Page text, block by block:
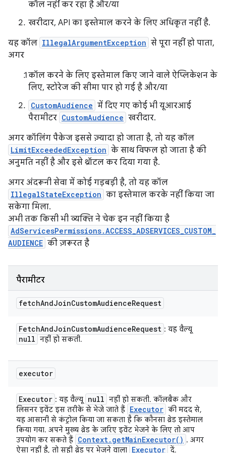
कॉल नहीं कर रहा है और/या
खरीदार, API का इस्तेमाल करने के लिए अधिकृत नहीं है.
यह कॉल IllegalArgumentException से पूरा नहीं हो पाता,
अगर
कॉल करने के लिए इस्तेमाल किए जाने वाले ऐप्लिकेशन के
लिए, स्टोरेज की सीमा पार हो गई है और/या
CustomAudience में दिए गए कोई भी यूआरआई
पैरामीटर CustomAudience खरीदार.
अगर कॉलिंग पैकेज इससे ज़्यादा हो जाता है, तो यह कॉल
LimitExceededException के साथ विफल हो जाता है की
अनुमति नहीं है और इसे थ्रॉटल कर दिया गया है.
अगर अंदरूनी सेवा में कोई गड़बड़ी है, तो यह कॉल
IllegalStateException का इस्तेमाल करके नहीं किया जा
सकेगा मिला.
अभी तक किसी भी व्यक्ति ने चेक इन नहीं किया है
AdServicesPermissions.ACCESS_ADSERVICES_CUSTOM_
AUDIENCE की ज़रूरत है
पैरामीटर
fetchAndJoinCustomAudienceRequest
FetchAndJoinCustomAudienceRequest : यह वैल्यू
null नहीं हो सकती.
executor
Executor : यह वैल्यू null नहीं हो सकती. कॉलबैक और
लिसनर इवेंट इस तरीके से भेजे जाते हैं Executor की मदद से,
यह आसानी से कंट्रोल किया जा सकता है कि कौनसा थ्रेड इस्तेमाल
किया गया. अपने मुख्य थ्रेड के ज़रिए इवेंट भेजने के लिए तो आप
उपयोग कर सकते हैं Context. getMainExecutor( ) . अगर
ऐसा नहीं है, तो सही थ्रेड पर भेजने वाला Executor दें.